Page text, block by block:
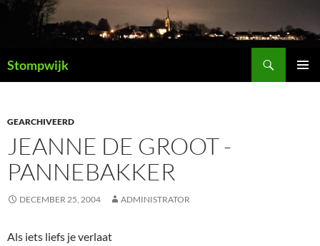
Ga
inhoud
Stompwijk
GEARCHIVEERD
JEANNE DE GROOT -
PANNEBAKKER
DECEMBER 25, 2004 ADMINISTRATOR
Als iets liefs je verlaat